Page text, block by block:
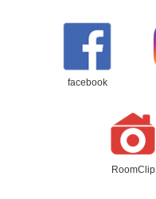
facebook
RoomClip